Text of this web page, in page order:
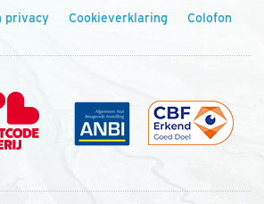
privacy Cookieverklaring Colofon